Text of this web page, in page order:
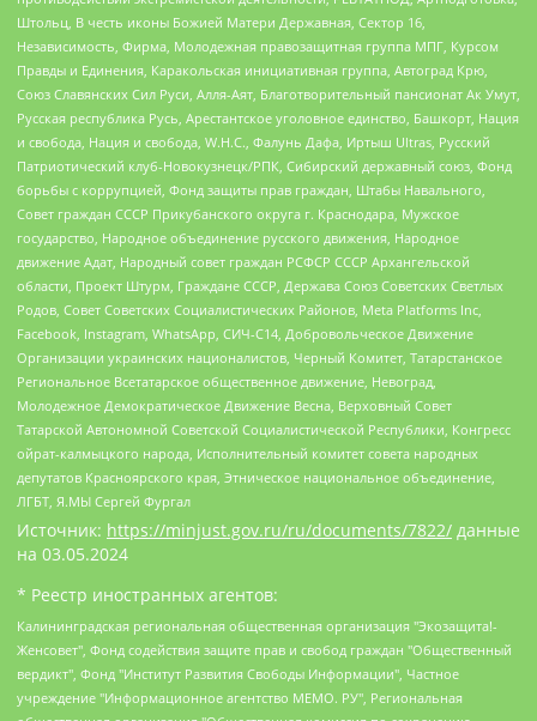
Штольц, В честь иконы Божией Матери Державная, Сектор 16,
Независимость, Фирма, Молодежная правозащитная группа МПГ, Курсом
Правды и Единения, Каракольская инициативная группа, Автоград Крю,
Союз Славянских Сил Руси, Алля-Аят, Благотворительный пансионат Ак Умут,
Русская республика Русь, Арестантское уголовное единство, Башкорт, Нация
и свобода, Нация и свобода, W.H.С., Фалунь Дафа, Иртыш Ultras, Русский
Патриотический клуб-Новокузнецк/РПК, Сибирский державный союз, Фонд
борьбы с коррупцией, Фонд защиты прав граждан, Штабы Навального,
Совет граждан СССР Прикубанского округа г. Краснодара, Мужское
государство, Народное объединение русского движения, Народное
движение Адат, Народный совет граждан РСФСР СССР Архангельской
области, Проект Штурм, Граждане СССР, Держава Союз Советских Светлых
Родов, Совет Советских Социалистических Районов, Meta Platforms Inc,
Facebook, Instagram, WhatsApp, СИЧ-С14, Добровольческое Движение
Организации украинских националистов, Черный Комитет, Татарстанское
Региональное Всетатарское общественное движение, Невоград,
Молодежное Демократическое Движение Весна, Верховный Совет
Татарской Автономной Советской Социалистической Республики, Конгресс
ойрат-калмыцкого народа, Исполнительный комитет совета народных
депутатов Красноярского края, Этническое национальное объединение,
ЛГБТ, Я.МЫ Сергей Фургал
Источник: https://minjust.gov.ru/ru/documents/7822/ данные
на 03.05.2024
* Реестр иностранных агентов:
Калининградская региональная общественная организация "Экозащита!-Женсовет", Фонд содействия защите прав и свобод граждан "Общественный вердикт", Фонд "Институт Развития Свободы Информации", Частное учреждение "Информационное агентство МЕМО. РУ", Региональная общественная организация "Общественная комиссия по сохранению наследия академика Сахарова", Фонд поддержки свободы прессы, Санкт-Петербургская общественная правозащитная организация "Гражданский контроль", Межрегиональная общественная организация "Информационно-просветительский центр "Мемориал", Региональный Фонд "Центр Защиты Прав Средств Массовой Информации", с 05.12.2023 Фонд "Центр Защиты Прав Средств массовой информации", Региональная общественная благотворительная организация помощи беженцам и мигрантам "Гражданское содействие", Негосударственное образовательное учреждение дополнительного профессионального образования (повышение квалификации) специалистов "АКАДЕМИЯ ПО ПРАВАМ ЧЕЛОВЕКА", Свердловская региональная общественная организация "Сутяжник", Автономная некоммерческая организация "Центр независимых социологических исследований", Союз общественных объединений "Российский исследовательский центр по правам человека", Региональное общественное учреждение научно-информационный центр "МЕМОРИАЛ", Некоммерческая организация "Фонд защиты гласности", Автономная некоммерческая организация "Институт прав человека", Городская общественная организация "Екатеринбургское общество "МЕМОРИАЛ", Городская общественная организация "Рязанское историко-просветительское и правозащитное общество "Мемориал" (Рязанский Мемориал), Челябинский региональный орган общественной самодеятельности – женское общественное объединение "Женщины Евразии", Челябинский региональный орган общественной самодеятельности "Уральская правозащитная группа", Фонд содействия защите здоровья и социальной справедливости имени Андрея Рылькова, Автономная Некоммерческая Организация "Аналитический Центр Юрия Левады", Автономная некоммерческая организация социальной поддержки населения "Проект Апрель", Региональная общественная организация помощи женщинам и детям, находящимся в кризисной ситуации "Информационно-методический центр "Анна", Фонд содействия развитию массовых коммуникаций и правовому просвещению "Так-так-Так", Фонд содействия устойчивому развитию "Серебряная тайга", Свердловский региональный общественный фонд социальных проектов "Новое время", "Idel.Реалии", Кавказ.Реалии, Крым.Реалии, Телеканал Настоящее Время, Татаро-башкирская служба Радио Свобода (Azatliq Radiosi), Радио Свободная Европа/Радио Свобода (PCE/PC), "Сибирь.Реалии", "Фактограф", Благотворительный фонд помощи осужденным и их семьям, Автономная некоммерческая организация "Институт глобализации и социальных движений", Фонд "В защиту прав заключенных", Частное учреждение "Центр поддержки и содействия развитию средств массовой информации", Пензенский региональный общественный благотворительный фонд "Гражданский союз", "Север.Реалии", Некоммерческая организация Фонд "Правовая инициатива", Общество с ограниченной ответственностью "Радио Свободная Европа/Радио Свобода", Чешское информационное агентство "MEDIUM-ORIENT", Красноярская региональная общественная организация "Мы против СПИДа", Камалягин Денис Николаевич, Маркелов Сергей Евгеньевич, Пономарев Лев Александрович, Савицкая Людмила Алексеевна, Автономная некоммерческая организация "Центр по работе с проблемой насилия "НАСИЛИЮ.НЕТ", Межрегиональный профессиональный союз работников здравоохранения "Альянс врачей", Юридическое лицо, зарегистрированное в Латвийской Республике, SIA "Medusa Project" (регистрационный номер 40103797863, дата регистрации 10.06.2014), Некоммерческая организация "Фонд по борьбе с коррупцией", Автономная некоммерческая организация "Институт права и публичной политики", Баданин Роман Сергеевич, Гликин Максим Александрович, Железнова Мария Михайловна, Лукьянова Юлия Сергеевна, Маетная Елизавета Витальевна, Маняхин Петр Борисович, Чуракова Ольга Владимировна, Ярош Юлия Петровна, Юридическое лицо "The Insider SIA", зарегистрированное в Риге, Латвийская Республика (дата регистрации 26.06.2015), являющееся администратором доменного имени интернет-издания "The Insider SIA", https://theins.ru, Постернак Алексей Евгеньевич, Рубин Михаил Аркадьевич, Анин Роман Александрович, Юридическое лицо Istories fonds, зарегистрированное в Латвийской Республике (регистрационный номер 50008295751, дата регистрации 24.02.2020), Великовский Дмитрий Александрович, Долинина Ирина Николаевна, Мароховская Алеся Алексеевна, Шлейнов Роман Юрьевич, Шмагун Олеся Валентиновна, Общество с ограниченной ответственностью "Альтаир 2021", Общество с ограниченной ответственностью "Вега 2021", Общество с ограниченной ответственностью "Главный редактор 2021", Общество с ограниченной ответственностью "Ромашки монолит", Важенков Артем Валерьевич, Ивановская областная общественная организация "Центр гендерных исследований", Гурман Юрий Альбертович, Медиапроект "ОВД-Инфо", Егоров Владимир Владимирович, Жилинский Владимир Александрович, Общество с ограниченной ответственностью "ЗП", Иванова София Юрьевна, Карезина Инна Павловна, Кильтау Екатерина Викторовна, Петров Алексей Викторович, Пискунов Сергей Евгеньевич, Смирнов Сергей Сергеевич, Тихонов Михаил Сергеевич, Общество с ограниченной ответственностью "ЖУРНАЛИСТ-ИНОСТРАННЫЙ АГЕНТ", Арапова Галина Юрьевна, Вольтская Татьяна Анатольевна, Американская компания "Mason G.E.S. Anonymous Foundation" (США), являющаяся владельцем интернет-издания https://mnews.world/, Компания "Stichting Bellingcat", зарегистрированная в Нидерландах (дата регистрации 11.07.2018), Захаров Андрей Вячеславович, Клепиковская Екатерина Дмитриевна, Общество с ограниченной ответственностью "МЕМО", Перл Роман Александрович, Симонов Евгений Алексеевич, Соловьева Елена Анатольевна, Сотников Даниил Владимирович, Сурначева Елизавета Дмитриевна, Автономная некоммерческая организация по защите прав человека и информированию населения "Якутия – Наше Мнение", Общество с ограниченной ответственностью "Москоу диджитал медиа", с 26.01.2023 Общество с ограниченной ответственностью "Чайка Белые сады", Ветошкина Валерия Валерьевна, Заговора Максим Александрович, Межрегиональное общественное движение "Российская ЛГБТ - сеть", Оленичев Максим Владимирович, Павлов Иван Юрьевич, Скворцова Елена Сергеевна, Общество с ограниченной ответственностью "Как бы инагент", Кочетков Игорь Викторович, Общество с ограниченной ответственностью "Честные выборы", Еланчик Олег Александрович, Общество с ограниченной ответственностью "Нобелевский призыв", Гималова Регина Эмилевна, Григорьев Андрей Валерьевич, Григорьева Алина Александровна, Ассоциация по содействию защите прав призывников, альтернативнослужащих и военнослужащих "Правозащитная группа "Гражданин.Армия.Право", Хисамова Регина Фаритовна, Автономная некоммерческая организация по реализации социально-правовых программ "Лилит", Дальневосточное общественное движение "Маяк", Санкт-Петербургская ЛГБТ-инициативная группа "Выход", Инициативная группа ЛГБТ+ "Реверс", Алексеев Андрей Викторович, Бекбулатова Таисия Львовна, Беляев Иван Михайлович, Владыкина Елена Сергеевна, Гельман Марат Александрович, Никульшина Вероника Юрьевна, Толоконникова Надежда Андреевна, Шендерович Виктор Анатольевич, Общество с ограниченной ответственностью "Данное сообщение", Общество с ограниченной ответственностью Издательский дом "Новая глава", Айнбиндер Александра Александровна, Московский комьюнити-центр для ЛГБТ+инициатив, Благотворительный фонд развития филантропии, Deutsche Welle (Германия, Kurt-Schumacher-Strasse 3, 53113 Bonn), Борзунова Мария Михайловна, Воробьев Виктор Викторович, Голубева Анна Львовна, Константинова Алла Михайловна, Малкова Ирина Владимировна, Мурадов Мурад Абдулгалимович, Осетинская Елизавета Николаевна, Понасенков Евгений Николаевич, Ганапольский Матвей Юрьевич, Киселев Евгений Алексеевич, Борухович Ирина Григорьевна, Дремин Иван Тимофеевич, Дубровский Дмитрий Викторович, Красноярская региональная общественная организация поддержки и развития альтернативных образовательных технологий и межкультурных коммуникаций "ИНТЕРРА", Маяковская Екатерина Алексеевна, Фейгин Марк Захарович, Филимонов Андрей Викторович, Дзугкоева Регина Николаевна, Доброхотов Роман Александрович, Дудь Юрий Александрович, Елкин Сергей Владимирович, Кругликов Кирилл Игоревич, Сабунаева Мария Леонидовна, Семенов Алексей Владимирович, Шаинян Карен Багратович, Шульман Екатерина Михайловна, Асафьев Артур Валерьевич, Вахштайн Виктор Семенович, Венедиктов Алексей Алексеевич, Лушникова Екатерина Евгеньевна, Волков Леонид Михайлович, Невзоров Александр Глебович, Пархоменко Сергей Борисович, Сироткин Ярослав Николаевич, Кара-Мурза Владимир Владимирович, Баранова Наталья Владимировна, Гозман Леонид Яковлевич, Кагарлицкий Борис Юльевич, Климарев Михаил Валерьевич, Милов Владимир Станиславович, Автономная некоммерческая организация Краснодарский центр современного искусства "Типография", Моргенштерн Алишер Тагирович, Соболь Любовь Эдуардовна, Общество с ограниченной ответственностью "ЛИЗА НОРМ", Каспаров Гарри Кимович, Ходорковский Михаил Борисович, Общество с ограниченной ответственностью "Апрельские тезисы", Данилович Ирина Брониславовна, Кашин Олег Владимирович, Петров Николай Владимирович, Пивоваров Алексей Владимирович, Соколов Михаил Владимирович, Цветкова Юлия Владимировна, Чичваркин Евгений Александрович, Комитет против пыток/Команда против пыток, Общество с ограниченной ответственностью "Первый научный", Общество с ограниченной ответственностью "Вертолет и ко", Белоцерковская Вероника Борисовна, Кац Максим Евгеньевич, Лазарева Татьяна Юрьевна, Шаведдинов Руслан Табризович, Яшин Илья Валерьевич, Общество с ограниченной ответственностью "Иноагент ААВ", Алешковский Дмитрий Петрович, Альбац Евгения Марковна, Быков Дмитрий Львович, Галямина Юлия Евгеньевна, Лойко Сергей Леонидович, Мартынов Кирилл Константинович, Медведев Сергей Александрович, Крашенинников Федор Геннадиевич, Гордеева Катерина Вл